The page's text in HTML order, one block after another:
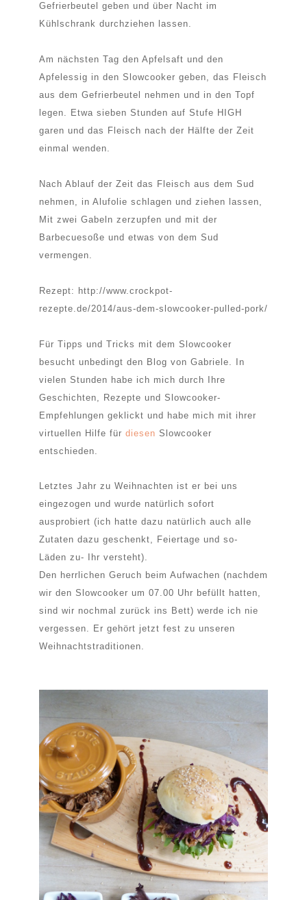
Gefrierbeutel geben und über Nacht im
Kühlschrank durchziehen lassen.
Am nächsten Tag den Apfelsaft und den
Apfelessig in den Slowcooker geben, das Fleisch
aus dem Gefrierbeutel nehmen und in den Topf
legen. Etwa sieben Stunden auf Stufe HIGH
garen und das Fleisch nach der Hälfte der Zeit
einmal wenden.
Nach Ablauf der Zeit das Fleisch aus dem Sud
nehmen, in Alufolie schlagen und ziehen lassen,
Mit zwei Gabeln zerzupfen und mit der
Barbecuesoße und etwas von dem Sud
vermengen.
Rezept: http://www.crockpot-
rezepte.de/2014/aus-dem-slowcooker-pulled-pork/
Für Tipps und Tricks mit dem Slowcooker
besucht unbedingt den Blog von Gabriele. In
vielen Stunden habe ich mich durch Ihre
Geschichten, Rezepte und Slowcooker-
Empfehlungen geklickt und habe mich mit ihrer
virtuellen Hilfe für diesen Slowcooker
entschieden.
Letztes Jahr zu Weihnachten ist er bei uns
eingezogen und wurde natürlich sofort
ausprobiert (ich hatte dazu natürlich auch alle
Zutaten dazu geschenkt, Feiertage und so-
Läden zu- Ihr versteht).
Den herrlichen Geruch beim Aufwachen (nachdem
wir den Slowcooker um 07.00 Uhr befüllt hatten,
sind wir nochmal zurück ins Bett) werde ich nie
vergessen. Er gehört jetzt fest zu unseren
Weihnachtstraditionen.